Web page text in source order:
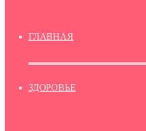
ГЛАВНАЯ
ЗДОРОВЬЕ